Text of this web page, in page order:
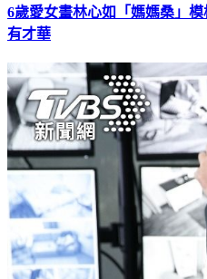
6歲愛女畫林心如「媽媽桑」
有才華